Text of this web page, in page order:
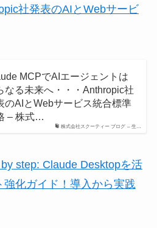
社発表のAIとWebサービ
株式会社スクーティー ブログ – 生…
MCPでAIエージェントは
なる未来へ・・・Anthropic社
のAIとWebサービス統合標準
– 株式…
step: Claude Desktopを活
強化ガイド！導入から実践